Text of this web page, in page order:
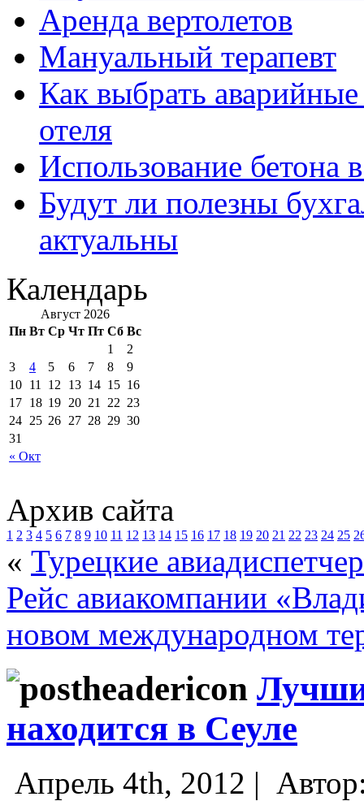
Аренда вертолетов
Мануальный терапевт
Как выбрать
отеля
Использование бетона
Будут ли полезны
актуальны
Календарь
Август 2026
Пн Вт Ср Чт Пт Сб Вс
« Окт
1
2
3
4 5 6 7 8
9
10 11 12 13 14 15 16
17 18 19 20 21 22 23
24 25 26 27 28 29 30
31
Архив сайта
1 2 3 4 5 6 7 8 9 10 11 12 13 14 15 16 17 18 19 20 21 22 23 24 25
« Турецкие
Рейс авиакомпании
новом международном
находится в Сеуле
Апрель 4th, 2012 |